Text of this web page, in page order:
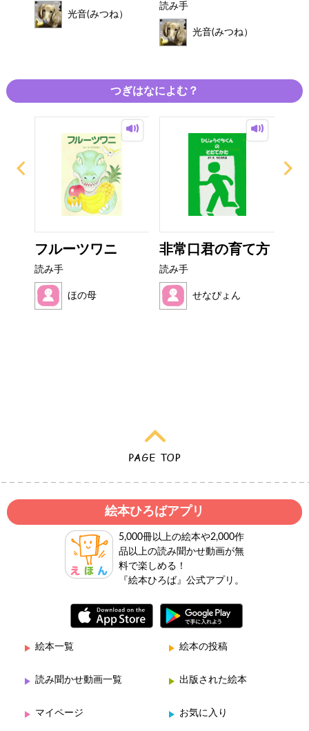
光音(みつね）
読み手
光音(みつね）
つぎはなによむ？
フルーツワニ
読み手
ほの母
非常口君の育て方
読み手
せなぴょん
絵本ひろばアプリ
5,000冊以上の絵本や2,000作
品以上の読み聞かせ動画が無
料で楽しめる！
『絵本ひろば』公式アプリ。
絵本一覧 絵本の投稿
読み聞かせ動画一覧 出版された絵本
マイページ お気に入り